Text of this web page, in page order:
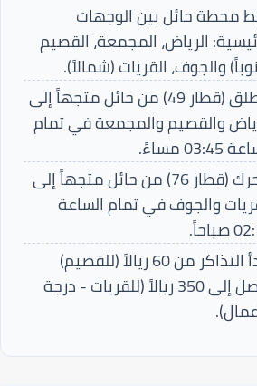
حائل بين الوجهات
الرياض، المجمعة، القصيم
والجوف، القريات (شمالاً).
ينطلق (قطار 49) من حائل متجهاً إلى
والقصيم والمجمعة في تمام
03:45 مساءً .
يتحرك (قطار 76) من حائل متجهاً إلى
والجوف في تمام الساعة
.
من60 ريالاً
(للقصيم)
إلى350 ريالاً
(للقريات - درجة